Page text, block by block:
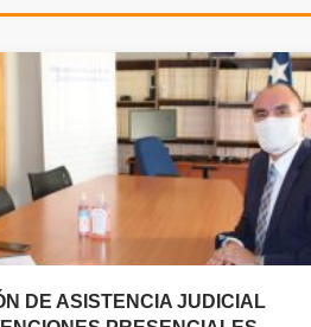
DE ASISTENCIA JUDICIAL